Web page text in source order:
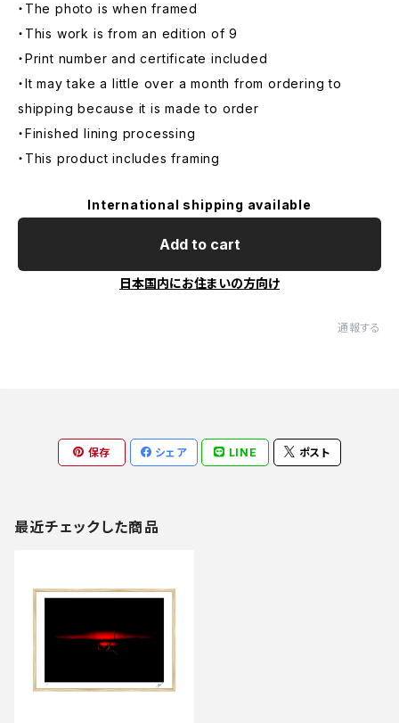
・The photo is when framed
・This work is from an edition of 9
・Print number and certificate included
・It may take a little over a month from ordering to
shipping because it is made to order
・Finished lining processing
・This product includes framing
International shipping available
Add to cart
日本国内にお住まいの方向け
通報する
保存 シェア LINE ポスト
最近チェックした商品